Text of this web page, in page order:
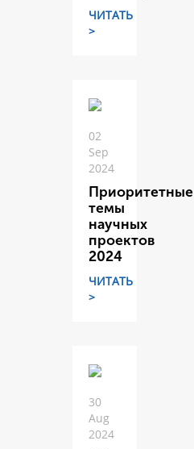
ЧИТАТЬ
>
02
Sep
2024
Приоритетные
темы
научных
проектов
2024
ЧИТАТЬ
>
30
Aug
2024